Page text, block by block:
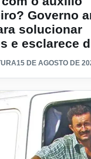
Governo
solucionar
e esclarece
15 DE AGOSTO DE